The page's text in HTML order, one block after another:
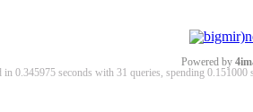
Powered by
in 0.345975 seconds with 31 queries, spending